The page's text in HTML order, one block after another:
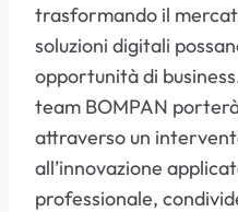
trasformando il
soluzioni digitali
opportunità di
team BOMPAN
attraverso un
all’innovazione
professionale,